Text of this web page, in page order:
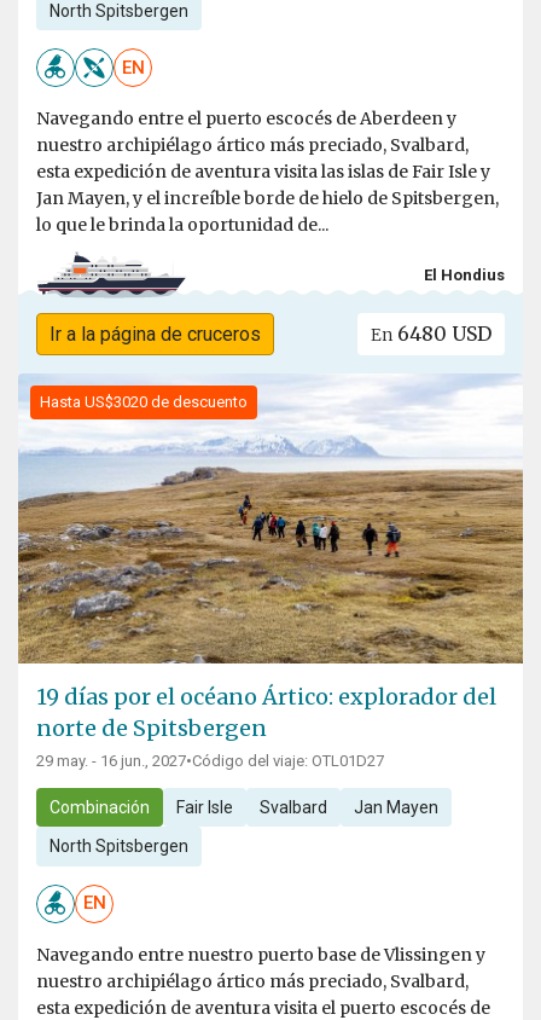
North Spitsbergen
EN
Navegando entre el puerto escocés de Aberdeen y
nuestro archipiélago ártico más preciado, Svalbard,
esta expedición de aventura visita las islas de Fair Isle y
Jan Mayen, y el increíble borde de hielo de Spitsbergen,
lo que le brinda la oportunidad de...
El Hondius
Ir a la página de cruceros En 6480 USD
Hasta US$3020 de descuento
19 días por el océano Ártico: explorador del
norte de Spitsbergen
29 may. - 16 jun., 2027•Código del viaje: OTL01D27
Combinación Fair Isle Svalbard Jan Mayen
North Spitsbergen
EN
Navegando entre nuestro puerto base de Vlissingen y
nuestro archipiélago ártico más preciado, Svalbard,
esta expedición de aventura visita el puerto escocés de